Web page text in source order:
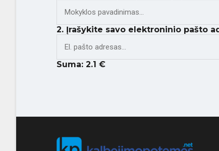
2. Įrašykite savo elektroninio pašto
Suma: 2.1 €